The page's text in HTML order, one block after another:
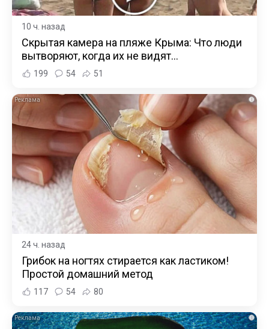
10 ч. назад
Скрытая камера на пляже Крыма: Что люди
вытворяют, когда их не видят...
199 54 51
i
24 ч. назад
Грибок на ногтях стирается как ластиком!
Простой домашний метод
117 54 80
i